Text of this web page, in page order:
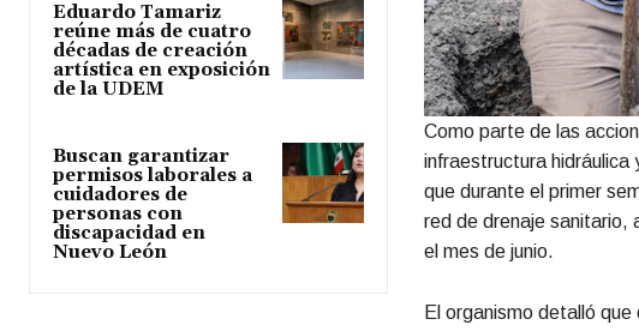
Eduardo Tamariz
reúne más de cuatro
décadas de creación
artística en exposición
de la UDEM
Buscan garantizar
permisos laborales a
cuidadores de
personas con
discapacidad en
Nuevo León
Como parte de las
infraestructura hidráulica
que durante el primer
red de drenaje sanitario,
el mes de junio.
El organismo detalló